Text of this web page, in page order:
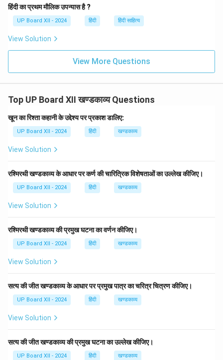
है, लेकिन अपने कर्मों से ही महानता प्राप्त करता है।
हिंदी का प्रथम मौलिक उपन्यास है ?
UP Board XII - 2024 हिंदी हिंदी साहित्य
View Solution
View More Questions
Top UP Board XII खण्डकाव्य Questions
खून का रिश्ता कहानी के उद्देश्य पर प्रकाश डालिए:
UP Board XII - 2024 हिंदी खण्डकाव्य
View Solution
रश्मिरथी खण्डकाव्य के आधार पर कर्ण की चारित्रिक विशेषताओं का उल्लेख कीजिए।
UP Board XII - 2024 हिंदी खण्डकाव्य
View Solution
रश्मिरथी खण्डकाव्य की प्रमुख घटना का वर्णन कीजिए।
UP Board XII - 2024 हिंदी खण्डकाव्य
View Solution
सत्य की जीत खण्डकाव्य के आधार पर प्रमुख पात्र का चरित्र चित्रण कीजिए।
UP Board XII - 2024 हिंदी खण्डकाव्य
View Solution
सत्य की जीत खण्डकाव्य की प्रमुख घटना का उल्लेख कीजिए।
UP Board XII - 2024 हिंदी खण्डकाव्य